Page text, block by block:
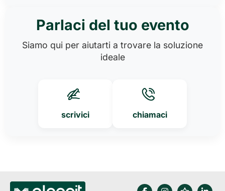
Parlaci del tuo evento
Siamo qui per aiutarti a trovare la soluzione
ideale
scrivici chiamaci